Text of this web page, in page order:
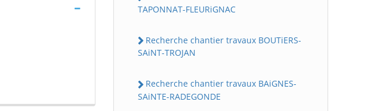
TAPONNAT-FLEURiGNAC
Recherche chantier travaux BOUTiERS-
SAiNT-TROJAN
Recherche chantier travaux BAiGNES-
SAiNTE-RADEGONDE